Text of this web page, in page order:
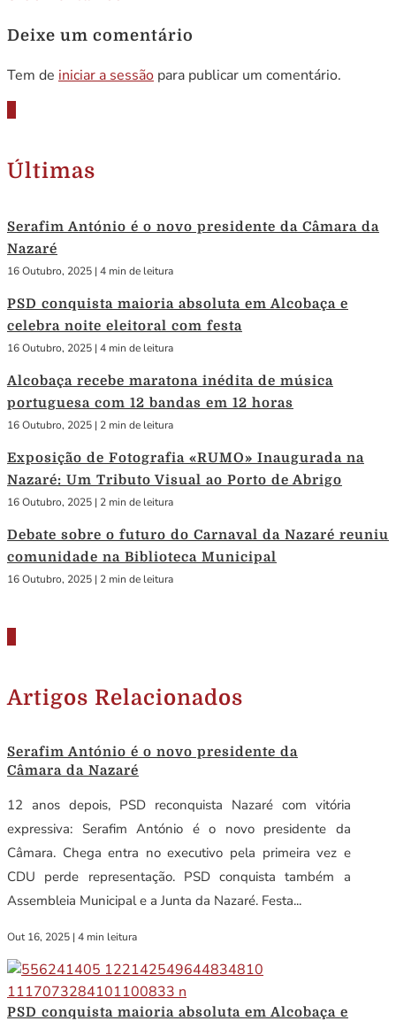
Deixe um comentário
Tem de iniciar a sessão para publicar um comentário.
Últimas
Serafim António é o novo presidente da Câmara da
Nazaré
16 Outubro, 2025 | 4 min de leitura
PSD conquista maioria absoluta em Alcobaça e
celebra noite eleitoral com festa
16 Outubro, 2025 | 4 min de leitura
Alcobaça recebe maratona inédita de música
portuguesa com 12 bandas em 12 horas
16 Outubro, 2025 | 2 min de leitura
Exposição de Fotografia «RUMO» Inaugurada na
Nazaré: Um Tributo Visual ao Porto de Abrigo
16 Outubro, 2025 | 2 min de leitura
Debate sobre o futuro do Carnaval da Nazaré reuniu
comunidade na Biblioteca Municipal
16 Outubro, 2025 | 2 min de leitura
Artigos Relacionados
Serafim António é o novo presidente da
Câmara da Nazaré
12 anos depois, PSD reconquista Nazaré com vitória
expressiva: Serafim António é o novo presidente da
Câmara. Chega entra no executivo pela primeira vez e
CDU perde representação. PSD conquista também a
Assembleia Municipal e a Junta da Nazaré. Festa...
Out 16, 2025 | 4 min leitura
PSD conquista maioria absoluta em Alcobaça e